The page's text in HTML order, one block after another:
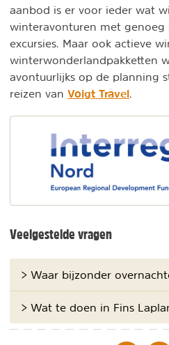
aanbod is er voor ieder wat
winteravonturen met genoeg
excursies. Maar ook actieve
winterwonderlandpakketten
avontuurlijks op de planning
reizen van Voigt Travel.
Veelgestelde vragen
> Waar bijzonder
> Wat te doen in Fins